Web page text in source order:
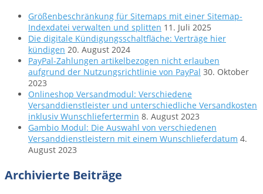
Größenbeschränkung für Sitemaps mit einer Sitemap-
Indexdatei verwalten und splitten 11. Juli 2025
Die digitale Kündigungsschaltfläche: Verträge hier
kündigen 20. August 2024
PayPal-Zahlungen artikelbezogen nicht erlauben
aufgrund der Nutzungsrichtlinie von PayPal 30. Oktober
2023
Onlineshop Versandmodul: Verschiedene
Versanddienstleister und unterschiedliche Versandkosten
inklusiv Wunschliefertermin 8. August 2023
Gambio Modul: Die Auswahl von verschiedenen
Versanddienstleistern mit einem Wunschlieferdatum 4.
August 2023
Archivierte Beiträge